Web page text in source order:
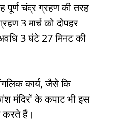
पूर्ण चंद्र ग्रहण की तरह
3 मार्च को दोपहर
3 घंटे 27 मिनट की
कार्य, जैसे कि
मंदिरों के कपाट भी इस
करते हैं।